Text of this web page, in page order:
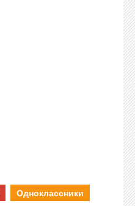
Одноклассники